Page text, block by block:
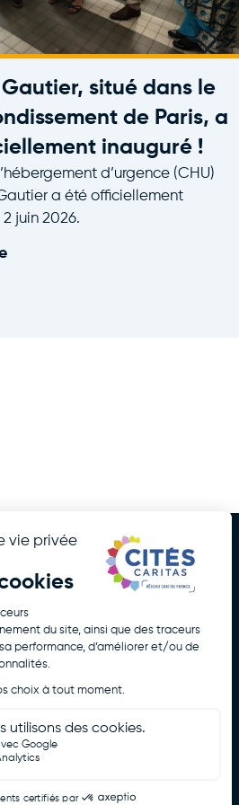
Gautier, situé dans le
de Paris, a
inauguré !
d’urgence (CHU)
a été officiellement
juin 2026.